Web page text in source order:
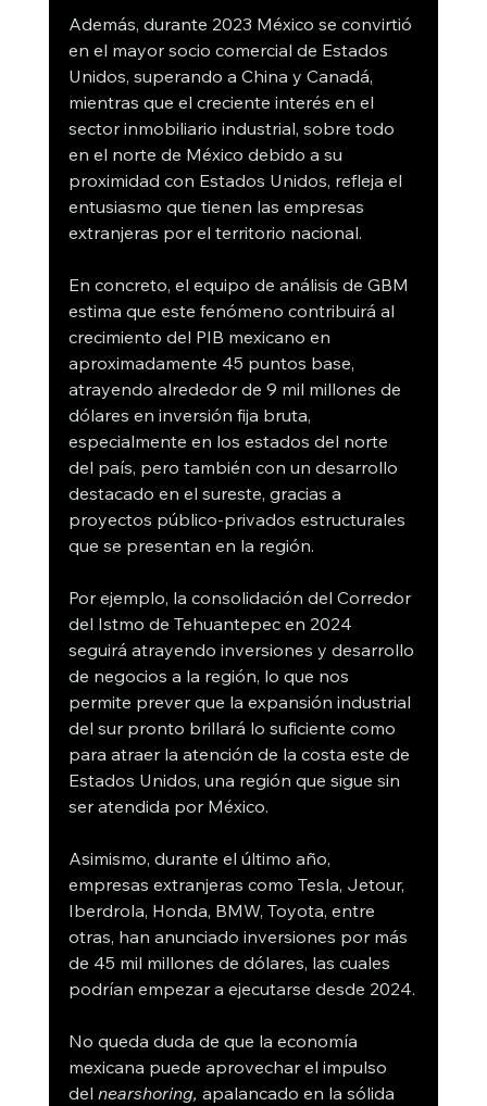
Además, durante 2023 México se convirtió
en el mayor socio comercial de Estados
Unidos, superando a China y Canadá,
mientras que el creciente interés en el
sector inmobiliario industrial, sobre todo
en el norte de México debido a su
proximidad con Estados Unidos, refleja el
entusiasmo que tienen las empresas
extranjeras por el territorio nacional.
En concreto, el equipo de análisis de GBM
estima que este fenómeno contribuirá al
crecimiento del PIB mexicano en
aproximadamente 45 puntos base,
atrayendo alrededor de 9 mil millones de
dólares en inversión fija bruta,
especialmente en los estados del norte
del país, pero también con un desarrollo
destacado en el sureste, gracias a
proyectos público-privados estructurales
que se presentan en la región.
Por ejemplo, la consolidación del Corredor
del Istmo de Tehuantepec en 2024
seguirá atrayendo inversiones y desarrollo
de negocios a la región, lo que nos
permite prever que la expansión industrial
del sur pronto brillará lo suficiente como
para atraer la atención de la costa este de
Estados Unidos, una región que sigue sin
ser atendida por México.
Asimismo, durante el último año,
empresas extranjeras como Tesla, Jetour,
Iberdrola, Honda, BMW, Toyota, entre
otras, han anunciado inversiones por más
de 45 mil millones de dólares, las cuales
podrían empezar a ejecutarse desde 2024.
No queda duda de que la economía
mexicana puede aprovechar el impulso
del nearshoring, apalancado en la sólida